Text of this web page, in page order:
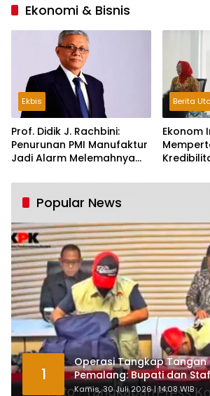
Ekonomi & Bisnis
Ekbis
Prof. Didik J. Rachbini:
Penurunan PMI Manufaktur
Jadi Alarm Melemahnya
Berita
Ekonom
Tumbuh
Popular News
1
Operasi Tangkap Tangan
Pemalang: Bupati dan
Antirasuah Ditetapkan
Kamis, 30 Juli 2026 | 14:08 WIB